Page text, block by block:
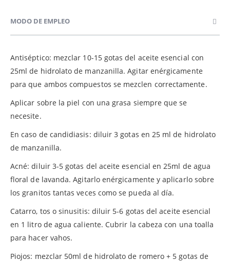
MODO DE EMPLEO
Antiséptico: mezclar 10-15 gotas del aceite esencial con
25ml de hidrolato de manzanilla. Agitar enérgicamente
para que ambos compuestos se mezclen correctamente.
Aplicar sobre la piel con una grasa siempre que se
necesite.
En caso de candidiasis: diluir 3 gotas en 25 ml de hidrolato
de manzanilla.
Acné: diluir 3-5 gotas del aceite esencial en 25ml de agua
floral de lavanda. Agitarlo enérgicamente y aplicarlo sobre
los granitos tantas veces como se pueda al día.
Catarro, tos o sinusitis: diluir 5-6 gotas del aceite esencial
en 1 litro de agua caliente. Cubrir la cabeza con una toalla
para hacer vahos.
Piojos: mezclar 50ml de hidrolato de romero + 5 gotas de